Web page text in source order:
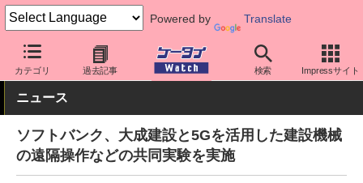
Powered by Translate
カテゴリ 過去記事 検索 Impressサイト
ケータイ Watch キャリア ソフトバンク ネットワーク/技術
ニュース
ソフトバンク、大成建設と5Gを活用した建設機械
の遠隔操作などの共同実験を実施